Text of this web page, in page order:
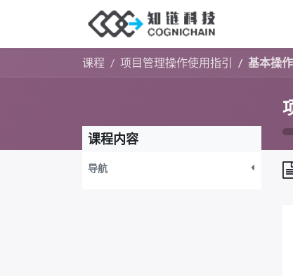
课程 项目管理操作使用指引 基本操作
课程内容
导航